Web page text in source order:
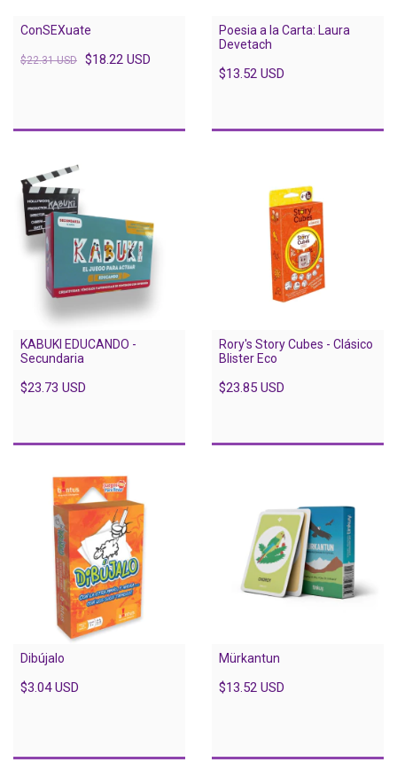
ConSEXuate
$22.31 USD $18.22 USD
Poesia a la Carta: Laura
Devetach
$13.52 USD
KABUKI EDUCANDO -
Secundaria
$23.73 USD
Rory's Story Cubes - Clásico
Blister Eco
$23.85 USD
Dibújalo
$3.04 USD
Mürkantun
$13.52 USD